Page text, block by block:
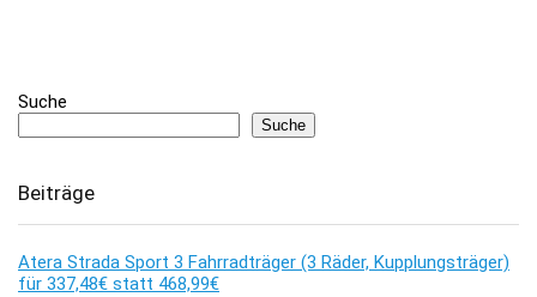
Suche
Suche
Beiträge
Atera Strada Sport 3 Fahrradträger (3 Räder, Kupplungsträger)
für 337,48€ statt 468,99€